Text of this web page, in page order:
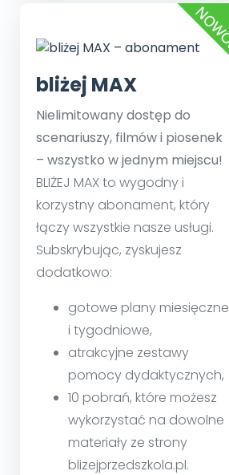
bliżej MAX
Nielimitowany dostęp do
scenariuszy, filmów i piosenek
– wszystko w jednym miejscu!
BLIŻEJ MAX to wygodny i
korzystny abonament, który
łączy wszystkie nasze usługi.
Subskrybując, zyskujesz
dodatkowo:
gotowe plany miesięczne
i tygodniowe,
atrakcyjne zestawy
pomocy dydaktycznych,
10 pobrań, które możesz
wykorzystać na dowolne
materiały ze strony
blizejprzedszkola.pl.